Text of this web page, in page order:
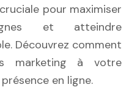
pour maximiser
et atteindre
Découvrez comment
marketing à votre
en ligne.